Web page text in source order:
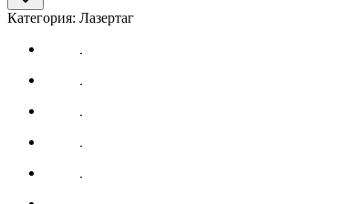
Категория: Лазертаг